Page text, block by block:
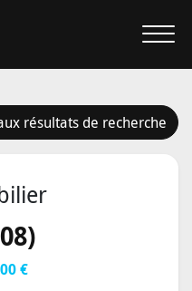
résultats de recherche
€